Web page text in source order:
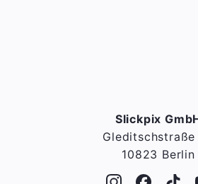
Slickpix
Gleditschstraße
10823 Berlin